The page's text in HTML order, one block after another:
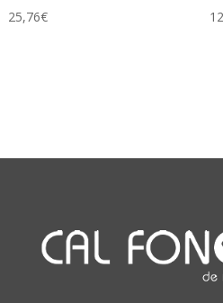
25,76€